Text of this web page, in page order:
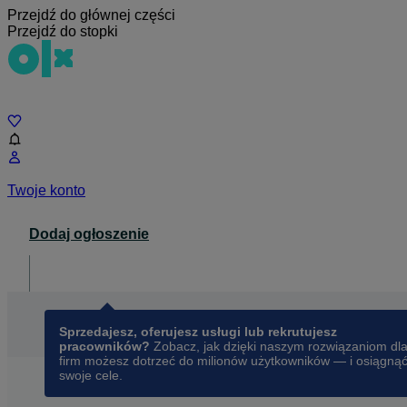
Przejdź do głównej części
Przejdź do stopki
Twoje konto
Dodaj ogłoszenie
Sprzedajesz, oferujesz usługi lub rekrutujesz
pracowników? Zobacz, jak dzięki naszym rozwiązaniom dla
firm możesz dotrzeć do milionów użytkowników — i osiągnąć
swoje cele.